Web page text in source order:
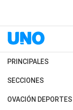
PRINCIPALES
Últimas Noticias
Política
SECCIONES
Horóscopo
OVACIÓN DEPORTES